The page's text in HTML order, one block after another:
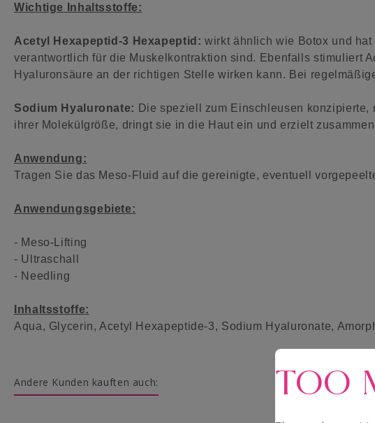
Wichtige Inhaltsstoffe:
Acetyl Hexapeptid-3 Hexapeptid: wirkt ähnlich wie Botox und
verantwortlich für die Muskelkontraktion sind. Ebenfalls stimuliert
Hyaluronsäure an der richtigen Stelle wirken kann. Bei
Sodium Hyaluronate: Die speziell zum Einschleusen
ihrer Molekülgröße, dringt sie in die Haut ein und erzielt
Anwendung:
Tragen Sie das Meso-Fluid auf die gereinigte, eventuell
Anwendungsgebiete:
- Meso-Lifting
- Ultraschall
- Needling
Inhaltsstoffe:
Aqua, Glycerin, Acetyl Hexapeptide-3, Sodium Hyaluronate,
Andere Kunden kauften auch: TOO